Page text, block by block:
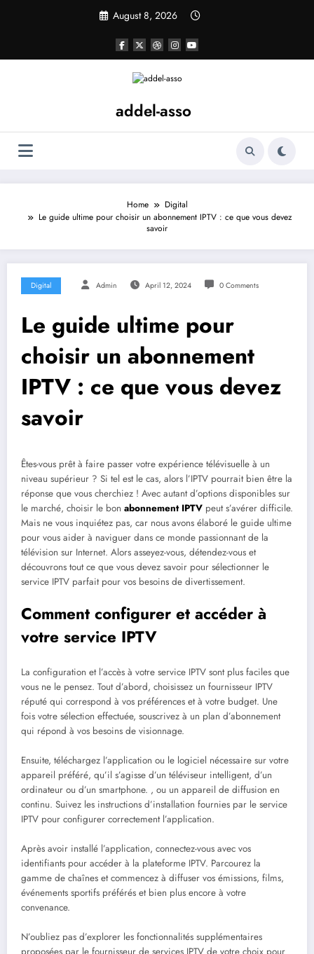
August 8, 2026
addel-asso
Home
Digital
Le guide ultime pour choisir un abonnement IPTV : ce que vous devez
savoir
Digital Admin April 12, 2024 0 Comments
Le guide ultime pour
choisir un abonnement
IPTV : ce que vous devez
savoir
Êtes-vous prêt à faire passer votre expérience télévisuelle à un
niveau supérieur ? Si tel est le cas, alors l’IPTV pourrait bien être la
réponse que vous cherchiez ! Avec autant d’options disponibles sur
le marché, choisir le bon abonnement IPTV peut s’avérer difficile.
Mais ne vous inquiétez pas, car nous avons élaboré le guide ultime
pour vous aider à naviguer dans ce monde passionnant de la
télévision sur Internet. Alors asseyez-vous, détendez-vous et
découvrons tout ce que vous devez savoir pour sélectionner le
service IPTV parfait pour vos besoins de divertissement.
Comment configurer et accéder à
votre service IPTV
La configuration et l’accès à votre service IPTV sont plus faciles que
vous ne le pensez. Tout d’abord, choisissez un fournisseur IPTV
réputé qui correspond à vos préférences et à votre budget. Une
fois votre sélection effectuée, souscrivez à un plan d’abonnement
qui répond à vos besoins de visionnage.
Ensuite, téléchargez l’application ou le logiciel nécessaire sur votre
appareil préféré, qu’il s’agisse d’un téléviseur intelligent, d’un
ordinateur ou d’un smartphone. , ou un appareil de diffusion en
continu. Suivez les instructions d’installation fournies par le service
IPTV pour configurer correctement l’application.
Après avoir installé l’application, connectez-vous avec vos
identifiants pour accéder à la plateforme IPTV. Parcourez la
gamme de chaînes et commencez à diffuser vos émissions, films,
événements sportifs préférés et bien plus encore à votre
convenance.
N’oubliez pas d’explorer les fonctionnalités supplémentaires